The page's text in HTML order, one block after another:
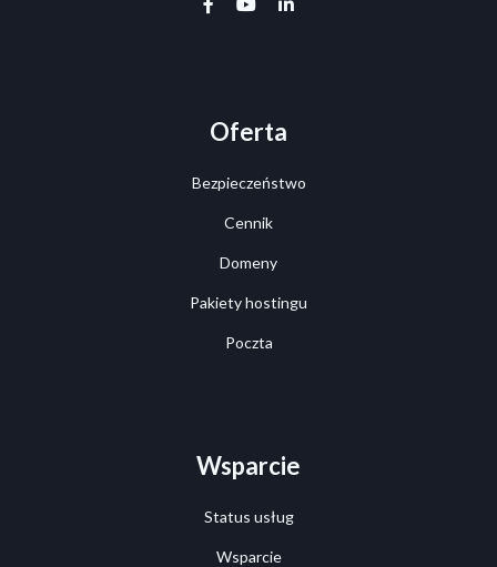
Oferta
Bezpieczeństwo
Cennik
Domeny
Pakiety hostingu
Poczta
Wsparcie
Status usług
Wsparcie